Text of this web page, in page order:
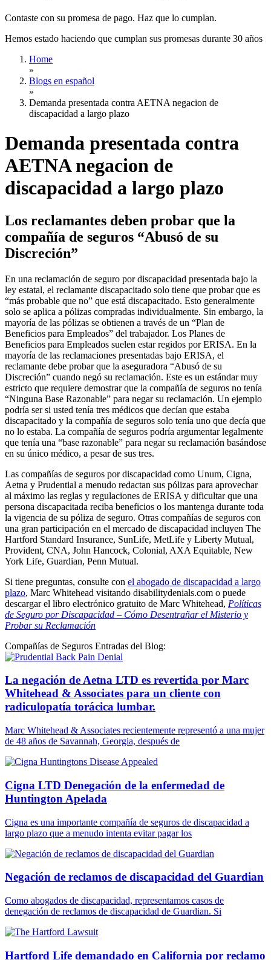
Contaste con su promesa de pago. Haz que lo cumplan.
Hemos estado haciendo que cumplan sus promesas durante 30 años
Home
»
Blogs en español
»
Demanda presentada contra AETNA negacion de
discapacidad a largo plazo
Demanda presentada contra
AETNA negacion de
discapacidad a largo plazo
Los reclamantes deben probar que la
compañía de seguros “Abusó de su
Discreción”
En una reclamación de seguro por discapacidad presentada bajo la
ley estatal, el reclamante discapacitado solo tiene que probar que es
“más probable que no” que está discapacitado. Esto generalmente
solo se aplica a pólizas compradas individualmente. Sin embargo, la
mayoría de las pólizas se obtienen a través de un “Plan de
Beneficios para Empleados” del trabajador. Los Planes de
Beneficios para Empleados suelen estar regidos por ERISA. En la
mayoría de las reclamaciones presentadas bajo ERISA, el
reclamante debe probar que la aseguradora “Abusó de su
Discreción” cuando negó su reclamación. Este es un estándar muy
estricto que requiere demostrar que la compañía de seguros no tenía
“Ninguna Base Razonable” para negar su reclamación. Un ejemplo
podría ser si usted tenía tres médicos que decían que estaba
discapacitado y la compañía de seguros solo tenía uno que decía que
no lo estaba. La compañía de seguros podría argumentar legalmente
que tenía una “base razonable” para negar su reclamación basándose
en su único médico, a pesar de sus tres.
Las compañías de seguros por discapacidad como Unum, Cigna,
Aetna y Prudential a menudo redactan sus pólizas para aprovechar
al máximo las reglas y regulaciones de ERISA y dificultar que una
persona discapacitada reciba beneficios o los mantenga durante toda
la vigencia de su póliza de seguro. Otras compañías de seguros con
una gran participación en el mercado de discapacidad incluyen The
Hartford Standard Insurance, SunLife, MetLife y Liberty Mutual,
Provident, CNA, John Hancock, Colonial, AXA Equitable, New
York Life, Guardian, Penn Mutual.
Si tiene preguntas, consulte con el abogado de discapacidad a largo
plazo, Marc Whitehead visitando disabilitydenials.com o puede
descargar el libro electrónico gratuito de Marc Whitehead, Políticas
de Seguro por Discapacidad – Cómo Desentrañar el Misterio y
Probar su Reclamación
Compañías de Seguros Entradas del Blog:
La negación de Aetna LTD es revertida por Marc
Whitehead & Associates para un cliente con
radiculopatía torácica lumbar.
Marc Whitehead & Associates recientemente representó a una mujer
de 48 años de Savannah, Georgia, después de
Cigna LTD Denegación de la enfermedad de
Huntington Apelada
Cigna es una importante compañía de seguros de discapacidad a
largo plazo que a menudo intenta evitar pagar los
Negación de reclamos de discapacidad del Guardian
Como abogados de discapacidad, representamos casos de
denegación de reclamos de discapacidad de Guardian. Si
Hartford Life demandado en California por reclamo